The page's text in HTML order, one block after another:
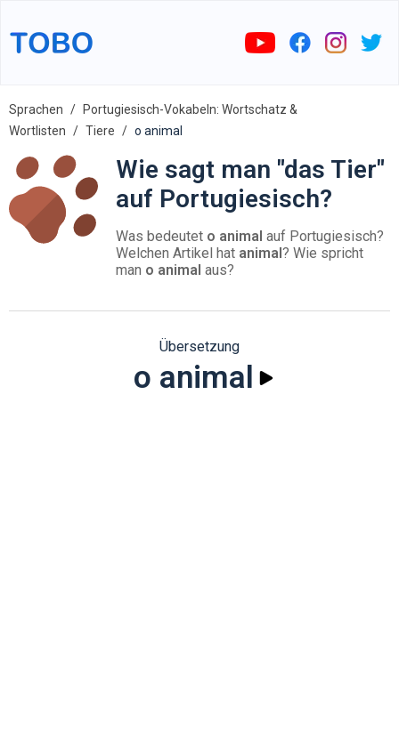
Sprachen
Portugiesisch-Vokabeln: Wortschatz &
Wortlisten
Tiere o animal
Wie sagt man "das Tier"
auf Portugiesisch?
Was bedeutet o animal auf Portugiesisch?
Welchen Artikel hat animal? Wie spricht
man o animal aus?
Übersetzung
o animal